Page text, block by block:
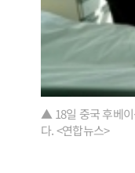
▲ 18일 중국 후베이
다. <연합뉴스>